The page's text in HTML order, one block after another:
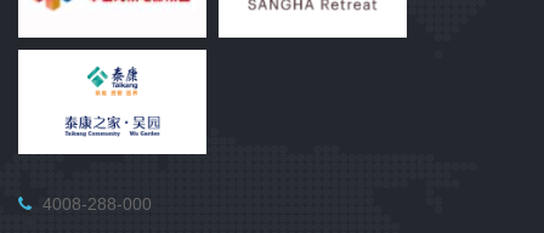
4008-288-000